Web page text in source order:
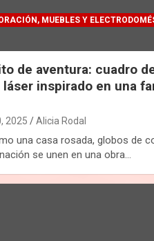
MUEBLES Y
de aventura: cuadro
inspirado en una
2025 Alicia Rodal
una casa rosada, globos de
se unen en una obra…